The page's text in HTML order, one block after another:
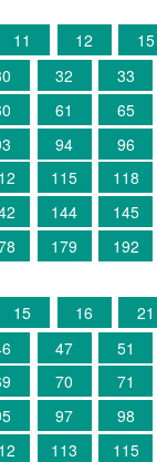
11 12 15
32 33
61 65
94 96
115 118
144 145
179 192
15 16 21
47 51
70 71
97 98
113 115